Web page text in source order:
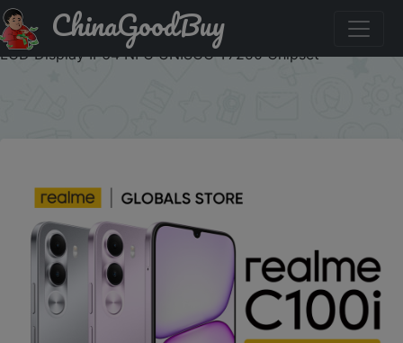
Купить с промокодом :36D45Y realme C100i
Smartphone 7000mAh Battery 15W Charge 6.8" 120Hz
LCD Display IP64 NFC UNISOC T7250 Chipset
ChinaGoodBuy